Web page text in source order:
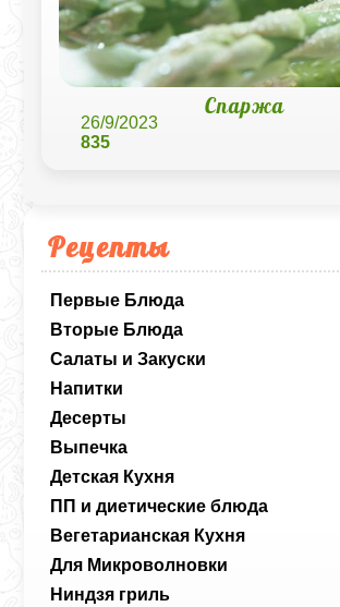
Рецепты
Первые Блюда
Вторые Блюда
Салаты и Закуски
Напитки
Десерты
Выпечка
Детская Кухня
ПП и диетические блюда
Вегетарианская Кухня
Для Микроволновки
Ниндзя гриль
Спаржа
26/9/2023
835